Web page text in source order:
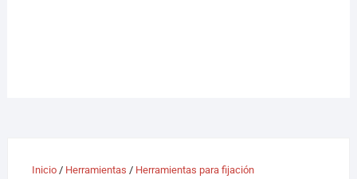
Inicio/ Herramientas / Herramientas para fijación